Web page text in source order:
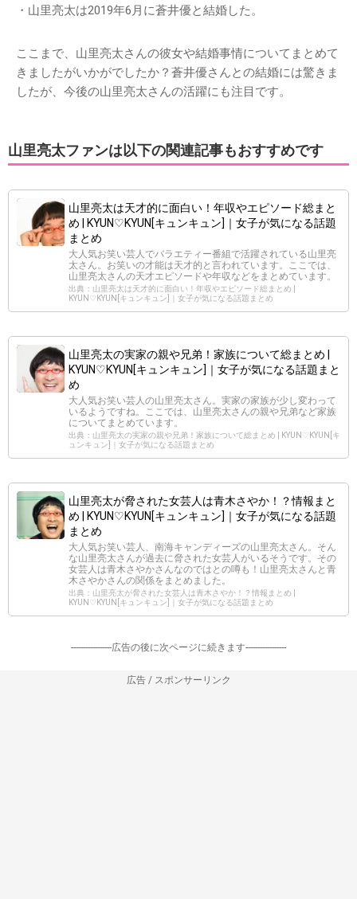
・山里亮太は2019年6月に蒼井優と結婚した。
ここまで、山里亮太さんの彼女や結婚事情についてまとめて
きましたがいかがでしたか？蒼井優さんとの結婚には驚きま
したが、今後の山里亮太さんの活躍にも注目です。
山里亮太ファンは以下の関連記事もおすすめです
山里亮太は天才的に面白い！年収やエピソード総まと
め | KYUN♡KYUN[キュンキュン]｜女子が気になる話題
まとめ
大人気お笑い芸人でバラエティー番組で活躍されている山里亮
太さん。お笑いの才能は天才的と言われています。ここでは、
山里亮太さんの天才エピソードや年収などをまとめています。
出典：山里亮太は天才的に面白い！年収やエピソード総まとめ |
KYUN♡KYUN[キュンキュン]｜女子が気になる話題まとめ
山里亮太の実家の親や兄弟！家族について総まとめ |
KYUN♡KYUN[キュンキュン]｜女子が気になる話題まと
め
大人気お笑い芸人の山里亮太さん。実家の家族が少し変わって
いるようですね。ここでは、山里亮太さんの親や兄弟など家族
についてまとめています。
出典：山里亮太の実家の親や兄弟！家族について総まとめ | KYUN♡KYUN[キ
ュンキュン]｜女子が気になる話題まとめ
山里亮太が脅された女芸人は青木さやか！？情報まと
め | KYUN♡KYUN[キュンキュン]｜女子が気になる話題
まとめ
大人気お笑い芸人、南海キャンディーズの山里亮太さん。そん
な山里亮太さんが過去に脅された女芸人がいるそうです。その
女芸人は青木さやかさんなのではとの噂も！山里亮太さんと青
木さやかさんの関係をまとめました。
出典：山里亮太が脅された女芸人は青木さやか！？情報まとめ |
KYUN♡KYUN[キュンキュン]｜女子が気になる話題まとめ
-----------------広告の後に次ページに続きます-----------------
広告 / スポンサーリンク